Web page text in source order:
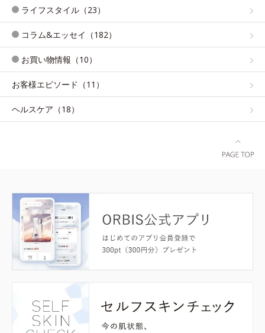
ライフスタイル（23）
コラム&エッセイ（182）
お買い物情報（10）
お客様エピソード（11）
ヘルスケア（18）